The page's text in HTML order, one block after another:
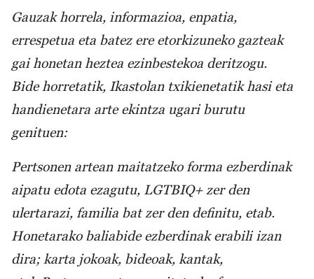
Gauzak horrela, informazioa, enpatia,
errespetua eta batez ere etorkizuneko gazteak
gai honetan heztea ezinbestekoa deritzogu.
Bide horretatik, Ikastolan txikienetatik hasi eta
handienetara arte ekintza ugari burutu
genituen:
Pertsonen artean maitatzeko forma ezberdinak
aipatu edota ezagutu, LGTBIQ+ zer den
ulertarazi, familia bat zer den definitu, etab.
Honetarako baliabide ezberdinak erabili izan
dira; karta jokoak, bideoak, kantak,